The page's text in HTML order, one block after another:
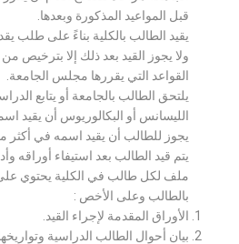
قبل المواعيد المذكورة وبعدها.
يقيد الطالب بالكلية بناءً على طلب
ولا يجوز القيد بعد ذلك إلا بترخيص
القواعد التي يقررها مجلس الجامعة.
يلتحق الطالب بالجامعة أو يتابع
الليسانس أو البكالوريوس أن يقيد
يجوز للطالب أن يقيد اسمه في أكثر
يتم قيد الطالب بعد استيفاء أوراقه
ملف لكل طالب في الكلية يحتوي على
بالطالب وعلى الأخص :
الأوراق المقدمة لإجراء القيد.
بيان أحوال الطالب الدراسية